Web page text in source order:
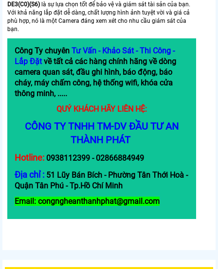
DE3(C0)(S6) là sự lựa chọn tốt để bảo vệ và giám sát tài sản của bạn.
Với khả năng lắp đặt dễ dàng, chất lượng hình ảnh tuyệt vời và giá cả
phù hợp, nó là một Camera đáng xem xét cho nhu cầu giám sát của
bạn.
Công Ty chuyên Tư Vấn - Khảo Sát - Thi Công -
Lắp Đặtvề tất cả các hàng chính hãng về dòng
camera quan sát, đầu ghi hình, báo động, báo
cháy, máy chấm công, hệ thống wifi, khóa cửa
thông minh, .....
QUÝ KHÁCH HÃY LIÊN HỆ:
CÔNG TY TNHH TM-DV ĐẦU TƯ AN
THÀNH PHÁT
Hotline: 0938112399 - 02866884949
Địa chỉ : 51 Lũy Bán Bích - Phường Tân Thới Hoà -
Quận Tân Phú - Tp.Hồ Chí Minh
Email: congngheanthanhphat@gmail.com